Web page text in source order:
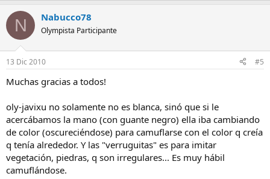
N Nabucco78
Olympista Participante
13 Dic 2010 #5
Muchas gracias a todos!
oly-javixu no solamente no es blanca, sinó que si le
acercábamos la mano (con guante negro) ella iba cambiando
de color (oscureciéndose) para camuflarse con el color q creía
q tenía alrededor. Y las "verruguitas" es para imitar
vegetación, piedras, q son irregulares... Es muy hábil
camuflándose.